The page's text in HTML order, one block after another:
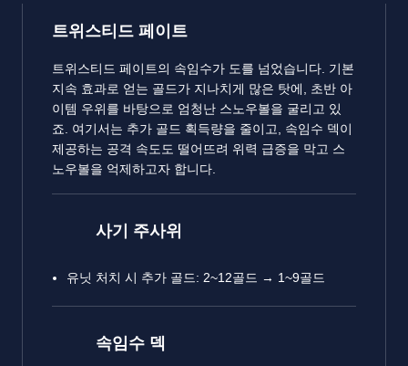
트위스티드 페이트
트위스티드 페이트의 속임수가 도를 넘었습니다. 기본
지속 효과로 얻는 골드가 지나치게 많은 탓에, 초반 아
이템 우위를 바탕으로 엄청난 스노우볼을 굴리고 있
죠. 여기서는 추가 골드 획득량을 줄이고, 속임수 덱이
제공하는 공격 속도도 떨어뜨려 위력 급증을 막고 스
노우볼을 억제하고자 합니다.
사기 주사위
유닛 처치 시 추가 골드: 2~12골드 → 1~9골드
속임수 덱